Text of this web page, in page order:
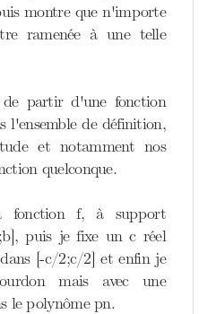
montre que n'importe
ramenée à une telle
partir d'une fonction
l'ensemble de définition,
et notamment nos
quelconque.
fonction f, à support
puis je fixe un c réel
[-c/2;c/2] et enfin je
mais avec une
le polynôme pn.